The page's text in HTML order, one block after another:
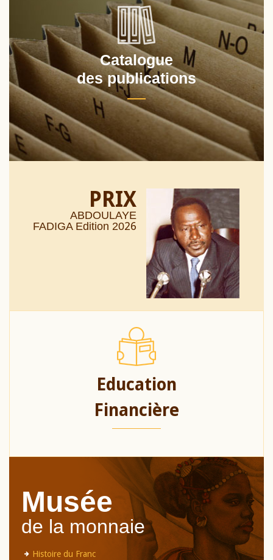
Catalogue
des publications
PRIX
ABDOULAYE
FADIGA Edition 2026
Education
Financière
Musée
de la monnaie
Histoire du Franc